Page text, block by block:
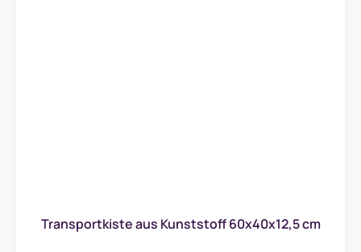
Transportkiste aus Kunststoff 60x40x12,5 cm